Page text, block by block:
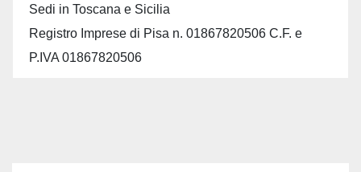
Sedi in Toscana e Sicilia
Registro Imprese di Pisa n. 01867820506 C.F. e
P.IVA 01867820506